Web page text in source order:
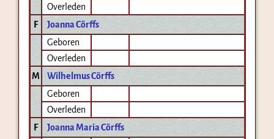
Overleden
F
Joanna Cörffs
Geboren
Overleden
M
Wilhelmus Cörffs
Geboren
Overleden
F
Joanna Maria Cörffs